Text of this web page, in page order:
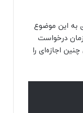
به این موضوع
درخواست
اجازه‌ای را